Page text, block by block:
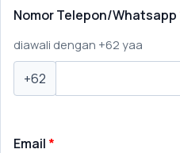
Nomor Telepon/Whatsapp
diawali dengan +62 yaa
+62
Email